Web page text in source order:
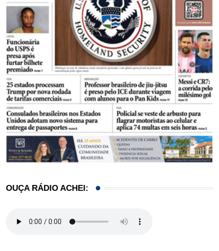
OUÇA RÁDIO ACHEI: